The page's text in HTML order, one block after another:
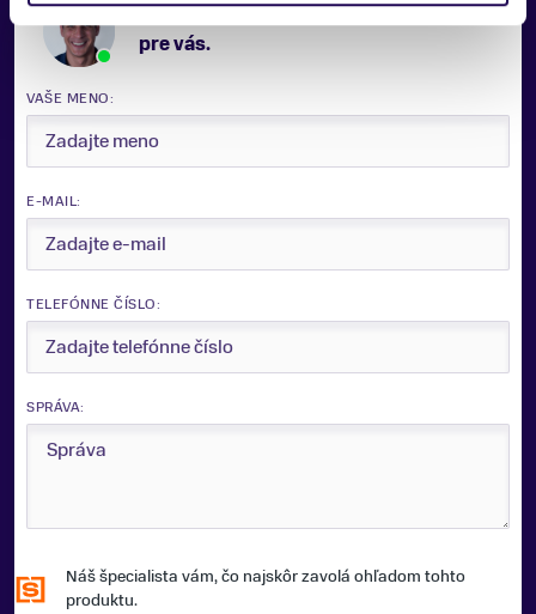
Potrebujete viac informácii? Sme tu
pre vás.
VAŠE MENO:
E-MAIL:
TELEFÓNNE ČÍSLO:
SPRÁVA:
Náš špecialista vám, čo najskôr zavolá ohľadom tohto
produktu.